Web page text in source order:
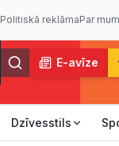
Politiskā reklāmaPar
E-avīze
Dzīvesstils